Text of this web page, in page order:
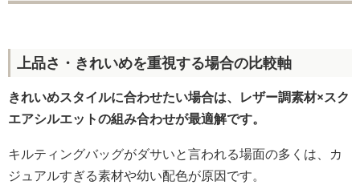
上品さ・きれいめを重視する場合の比較軸
きれいめスタイルに合わせたい場合は、レザー調素材×スク
エアシルエットの組み合わせが最適解です。
キルティングバッグがダサいと言われる場面の多くは、カ
ジュアルすぎる素材や幼い配色が原因です。